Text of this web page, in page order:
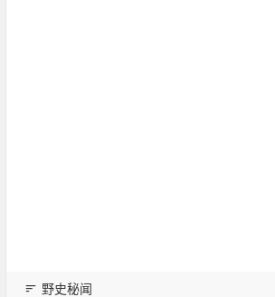
野史秘闻